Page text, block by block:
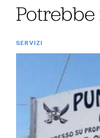
SERVIZI